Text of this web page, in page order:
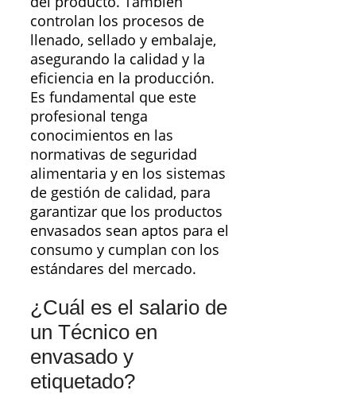
controlan los procesos de
llenado, sellado y embalaje,
asegurando la calidad y la
eficiencia en la producción.
Es fundamental que este
profesional tenga
conocimientos en las
normativas de seguridad
alimentaria y en los sistemas
de gestión de calidad, para
garantizar que los productos
envasados sean aptos para el
consumo y cumplan con los
estándares del mercado.
¿Cuál es el salario de
un Técnico en
envasado y
etiquetado?